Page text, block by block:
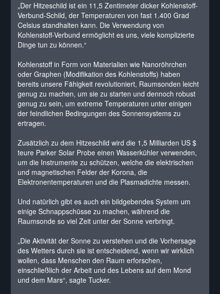
„Der Hitzeschild ist ein 11,5 Zentimeter dicker Kohlenstoff-
Verbund-Schild, der Temperaturen von fast 1.400 Grad
Celsius standhalten kann. Die Verwendung von
Kohlenstoff-Verbund ermöglicht es uns, viele komplizierte
Dinge tun zu können.“
Kohlenstoff in Form von Materialien wie Nanoröhrchen
oder Graphen (Modifikation des Kohlenstoffs) haben
bereits unsere Fähigkeit revolutioniert, Raumsonden leicht
genug zu machen, um sie zu starten und dennoch robust
genug zu sein, um extreme Temperaturen unter einigen
der feindlichen Bedingungen des Sonnensystems zu
ertragen.
Zusätzlich zu dem Hitzeschild wird die 1,5 Milliarden US $
teure Parker Solar Probe einen Wasserkühler verwenden,
um die Instrumente zu schützen, welche die elektrischen
und magnetischen Felder der Korona, die
Elektronentemperaturen und die Plasmadichte messen.
Und natürlich gibt es auch ein bildgebendes System um
einige Schnappschüsse zu machen, während die
Raumsonde so viel Zeit unter der Sonne verbringt.
„Die Aktivität der Sonne zu verstehen und die Vorhersage
des Wetters durch sie ist entscheidend, wenn wir wirklich
wollen, dass Menschen den Raum erforschen,
einschließlich der Arbeit und des Lebens auf dem Mond
und dem Mars“, sagte Tucker.